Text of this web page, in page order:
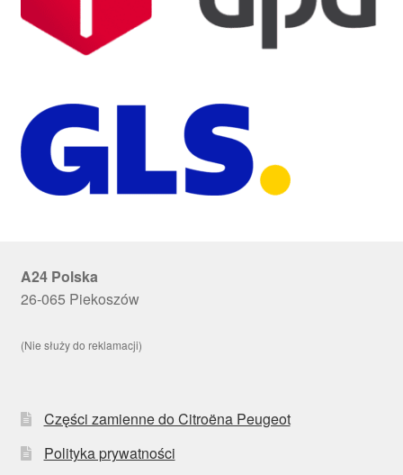
A24 Polska
26-065 Piekoszów
(Nie służy do reklamacji)
Części zamienne do Citroëna Peugeot
Polityka prywatności